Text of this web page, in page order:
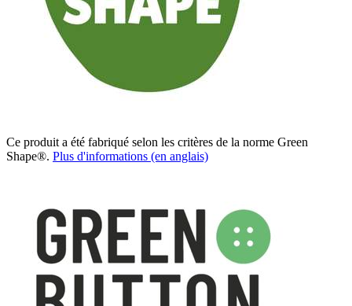
Ce produit a été fabriqué selon les critères de la norme Green
Shape®. Plus d'informations (en anglais)